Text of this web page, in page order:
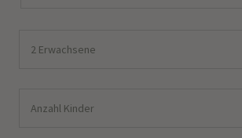
2 Erwachsene
Anzahl Kinder